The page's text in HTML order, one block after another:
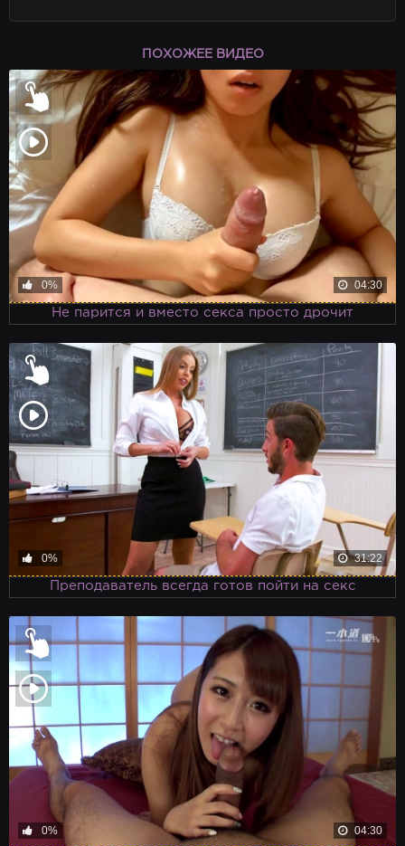
ПОХОЖЕЕ ВИДЕО
0% 04:30
Не парится и вместо секса просто дрочит
0% 31:22
Преподаватель всегда готов пойти на секс
0% 04:30